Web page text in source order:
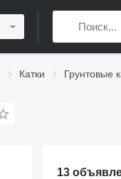
Катки Грунтовые
13